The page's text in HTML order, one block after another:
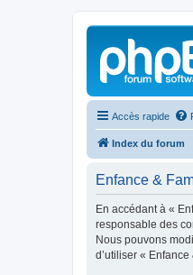
Accès rapide
Index du forum
Enfance &
En accédant à «
responsable des
Nous pouvons
d’utiliser «